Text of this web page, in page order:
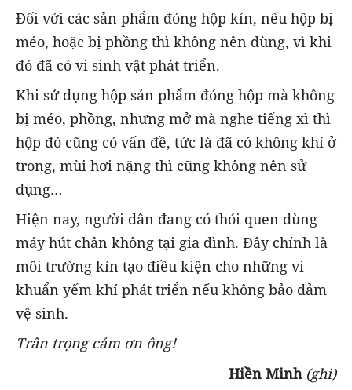
Đối với các sản phẩm đóng hộp kín, nếu hộp bị
méo, hoặc bị phồng thì không nên dùng, vì khi
đó đã có vi sinh vật phát triển.
Khi sử dụng hộp sản phẩm đóng hộp mà không
bị méo, phồng, nhưng mở mà nghe tiếng xì thì
hộp đó cũng có vấn đề, tức là đã có không khí ở
trong, mùi hơi nặng thì cũng không nên sử
dụng…
Hiện nay, người dân đang có thói quen dùng
máy hút chân không tại gia đình. Đây chính là
môi trường kín tạo điều kiện cho những vi
khuẩn yếm khí phát triển nếu không bảo đảm
vệ sinh.
Trân trọng cảm ơn ông!
Hiền Minh (ghi)